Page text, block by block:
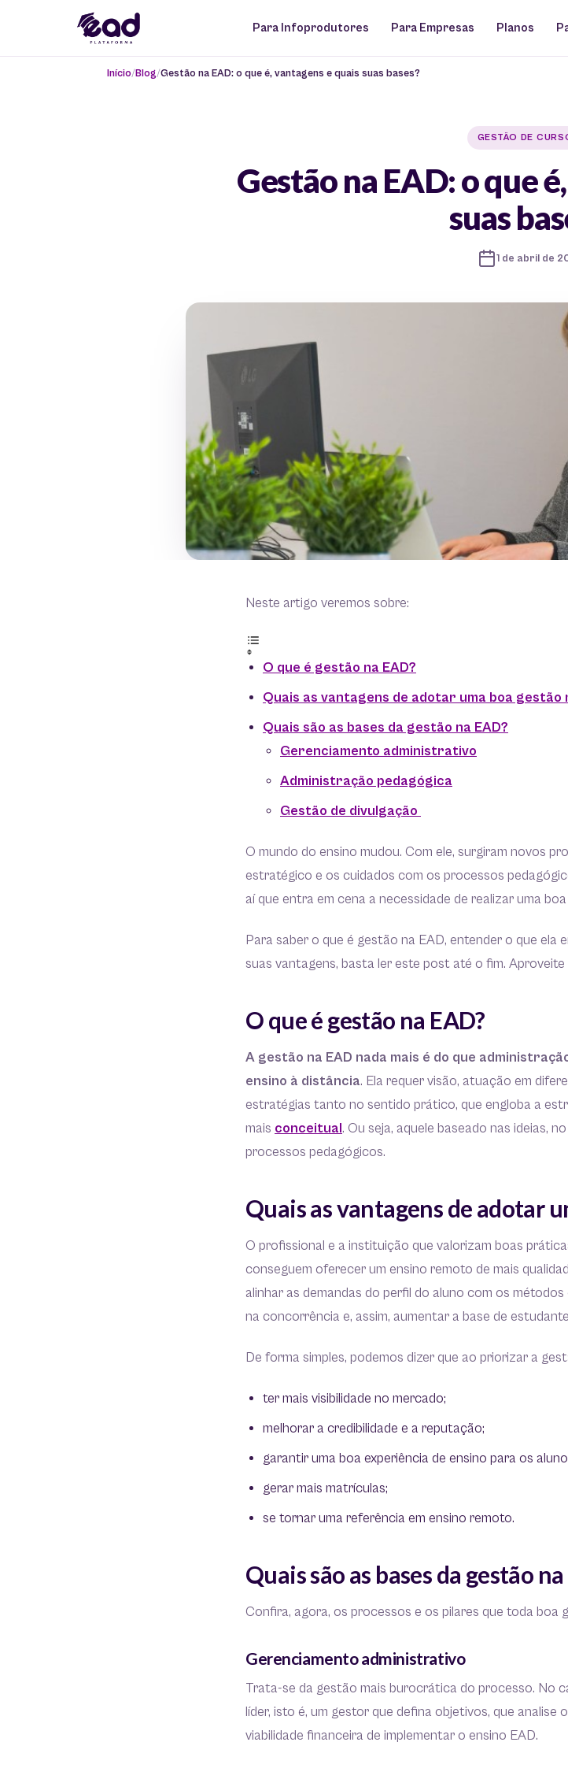
Para Infoprodutores Para Empresas Planos
Início Blog Gestão na EAD: o que é, vantagens e quais suas bases?
GESTÃO DE
Gestão na EAD: o que
suas
1 de abril de
Neste artigo veremos sobre:
O que é gestão na EAD?
Quais as vantagens de adotar uma boa gestão
Quais são as bases da gestão na EAD?
Gerenciamento administrativo
Administração pedagógica
Gestão de divulgação
O mundo do ensino mudou. Com ele, surgiram novos
estratégico e os cuidados com os processos
aí que entra em cena a necessidade de realizar uma
Para saber o que é gestão na EAD, entender o que ela
suas vantagens, basta ler este post até o fim. Aproveite
O que é gestão na EAD?
A gestão na EAD nada mais é do que
ensino à distância. Ela requer visão, atuação em
estratégias tanto no sentido prático, que engloba a
mais conceitual. Ou seja, aquele baseado nas ideias, no
processos pedagógicos.
Quais as vantagens de adotar
O profissional e a instituição que valorizam boas
conseguem oferecer um ensino remoto de mais
alinhar as demandas do perfil do aluno com os
na concorrência e, assim, aumentar a base de
De forma simples, podemos dizer que ao priorizar a
ter mais visibilidade no mercado;
melhorar a credibilidade e a reputação;
garantir uma boa experiência de ensino para os
gerar mais matrículas;
se tornar uma referência em ensino remoto.
Quais são as bases da gestão
Confira, agora, os processos e os pilares que toda boa
Gerenciamento administrativo
Trata-se da gestão mais burocrática do processo. No
líder, isto é, um gestor que defina objetivos, que analise
viabilidade financeira de implementar o ensino EAD.